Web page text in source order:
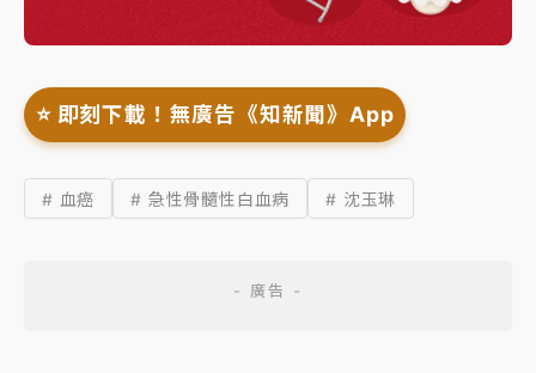
⭐️ 即刻下載！無廣告《知新聞》App
# 血癌 # 急性骨髓性白血病 # 沈玉琳